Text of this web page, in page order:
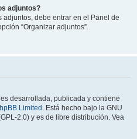
adjuntos?
adjuntos, debe entrar en el Panel de
“Organizar adjuntos”.
desarrollada, publicada y contiene
Limited . Está hecho bajo la GNU
2.0) y es de libre distribución. Vea